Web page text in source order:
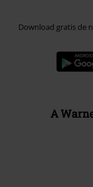
Download gratis de
A